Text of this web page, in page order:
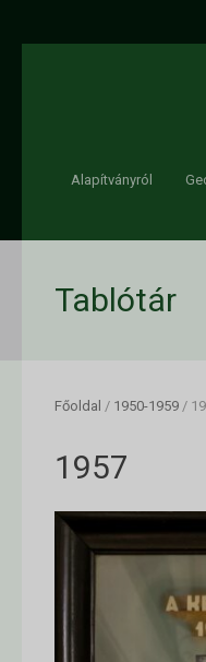
Alapítványról
Tablótár
Főoldal / 1950-1959 /
1957